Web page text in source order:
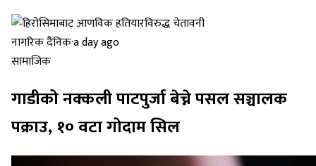
नागरिक दैनिक·a day ago
सामाजिक
गाडीको नक्कली पाटपुर्जा बेच्ने पसल सञ्चालक
पक्राउ, १० वटा गोदाम सिल